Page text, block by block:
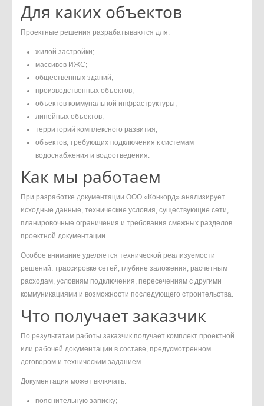
Для каких объектов
Проектные решения разрабатываются для:
жилой застройки;
массивов ИЖС;
общественных зданий;
производственных объектов;
объектов коммунальной инфраструктуры;
линейных объектов;
территорий комплексного развития;
объектов, требующих подключения к системам
водоснабжения и водоотведения.
Как мы работаем
При разработке документации ООО «Конкорд» анализирует
исходные данные, технические условия, существующие сети,
планировочные ограничения и требования смежных разделов
проектной документации.
Особое внимание уделяется технической реализуемости
решений: трассировке сетей, глубине заложения, расчетным
расходам, условиям подключения, пересечениям с другими
коммуникациями и возможности последующего строительства.
Что получает заказчик
По результатам работы заказчик получает комплект проектной
или рабочей документации в составе, предусмотренном
договором и техническим заданием.
Документация может включать:
пояснительную записку;